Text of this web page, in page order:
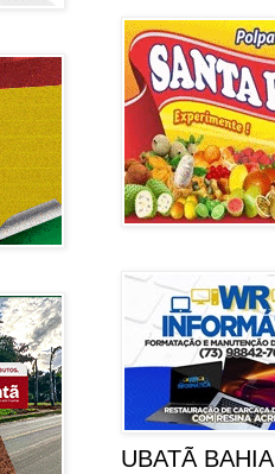
UBATÃ BAHIA